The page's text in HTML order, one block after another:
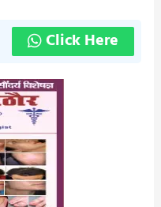
Click Here